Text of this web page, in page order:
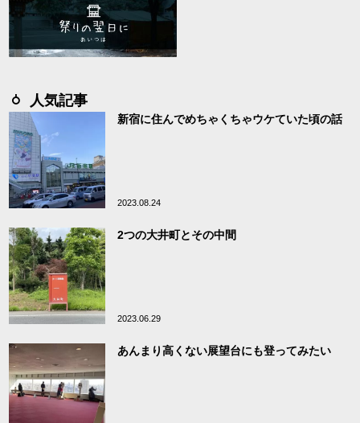
人気記事
新宿に住んでめちゃくちゃウケていた頃の話
2023.08.24
2つの大井町とその中間
2023.06.29
あんまり高くない展望台にも登ってみたい